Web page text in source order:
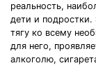
реальность,
дети и
тягу ко всему
для него,
алкоголю,